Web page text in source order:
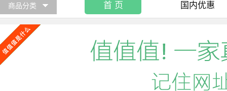
商品分类 首 页 国内优惠